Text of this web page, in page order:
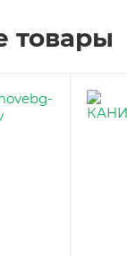
товары